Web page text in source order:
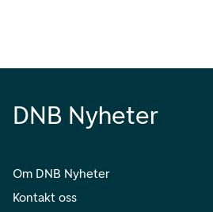
DNB Nyheter
Om DNB Nyheter
Kontakt oss